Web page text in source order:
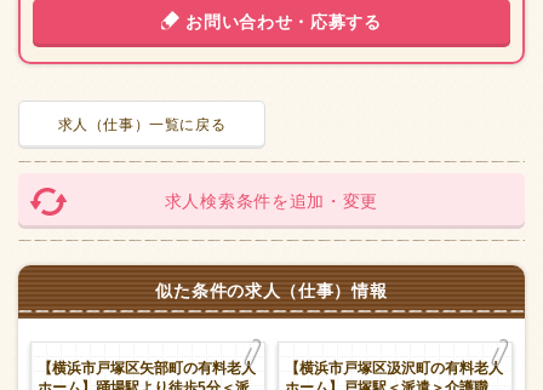
お問い合わせ・応募する
求人（仕事）一覧に戻る
求人検索条件を追加・変更
似た条件の求人（仕事）情報
【横浜市戸塚区矢部町の有料老人
【横浜市戸塚区汲沢町の有料老人